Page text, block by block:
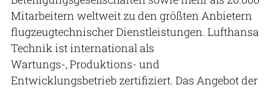
Mitarbeitern weltweit zu den größten Anbietern
flugzeugtechnischer Dienstleistungen. Lufthansa
Technik ist international als
Wartungs-, Produktions- und
Entwicklungsbetrieb zertifiziert. Das Angebot der